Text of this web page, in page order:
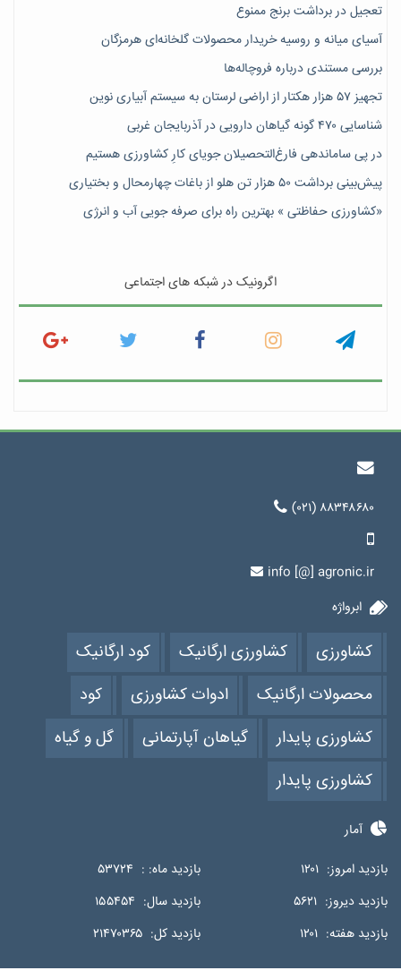
تعجیل در برداشت برنج ممنوع
آسیای میانه و روسیه خریدار محصولات گلخانه‌ای هرمزگان
بررسی مستندی درباره فروچاله‌ها
تجهیز ۵۷ هزار هکتار از اراضی لرستان به سیستم آبیاری نوین
شناسایی ۴۷٠ گونه گیاهان دارویی در آذربایجان غربی
در پی ساماندهی فارغ‌التحصیلان جویای کارِ کشاورزی هستیم
پیش‎‌بینی برداشت ۵۰ هزار تن هلو از باغات چهارمحال و بختیاری
«کشاورزی حفاظتی » بهترین راه برای صرفه جویی آب و انرژی
اگرونیک در شبکه های اجتماعی
(۰۲۱) ۸۸۳۴۸۶۸۰
info [@] agronic.ir
ابرواژه
کشاورزی کشاورزی ارگانیک
کود ارگانیک
محصولات ارگانیک
ادوات کشاورزی
کود
کشاورزی پایدار
گیاهان آپارتمانی
گل و گیاه
کشاورزی پایدار
آمار
بازدید امروز: ۱۲۰۱ بازدید ماه: : ۵۳۷۲۴
بازدید دیروز: ۵۶۲۱ بازدید سال: ۱۵۵۴۵۴
بازدید هفته: ۱۲۰۱ بازدید کل: ۲۱۴۷۰۳۶۵